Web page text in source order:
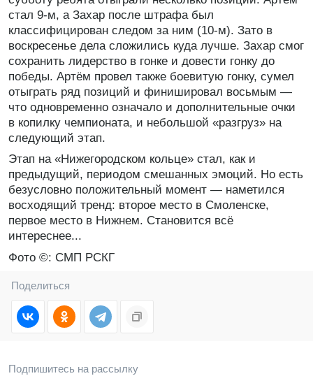
стал 9-м, а Захар после штрафа был
классифицирован следом за ним (10-м). Зато в
воскресенье дела сложились куда лучше. Захар смог
сохранить лидерство в гонке и довести гонку до
победы. Артём провел также боевитую гонку, сумел
отыграть ряд позиций и финишировал восьмым —
что одновременно означало и дополнительные очки
в копилку чемпионата, и небольшой «разгруз» на
следующий этап.
Этап на «Нижегородском кольце» стал, как и
предыдущий, периодом смешанных эмоций. Но есть
безусловно положительный момент — наметился
восходящий тренд: второе место в Смоленске,
первое место в Нижнем. Становится всё
интереснее...
Фото ©: СМП РСКГ
Поделиться
Подпишитесь на рассылку